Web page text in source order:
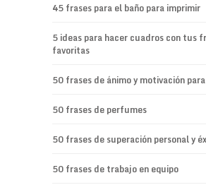
45 frases para el baño para imprimir
5 ideas para hacer cuadros con tus
favoritas
50 frases de ánimo y motivación
50 frases de perfumes
50 frases de superación personal y
50 frases de trabajo en equipo